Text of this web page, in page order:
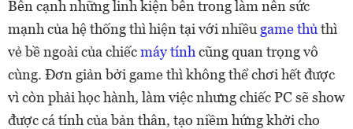
Bên cạnh những linh kiện bên trong làm nên sức
mạnh của hệ thống thì hiện tại với nhiều game thủ thì
vẻ bề ngoài của chiếcmáy tínhcũng quan trọng vô
cùng. Đơn giản bởi game thì không thể chơi hết được
vì còn phải học hành, làm việc nhưng chiếc PC sẽ show
được cá tính của bản thân, tạo niềm hứng khởi cho